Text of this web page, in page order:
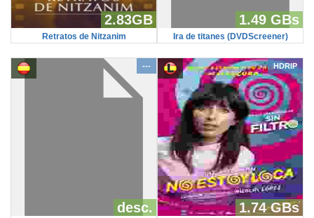
2.83GB
Retratos de Nitzanim
1.49 GBs
Ira de titanes (DVDScreener)
---
desc.
HDRIP
1.74 GBs